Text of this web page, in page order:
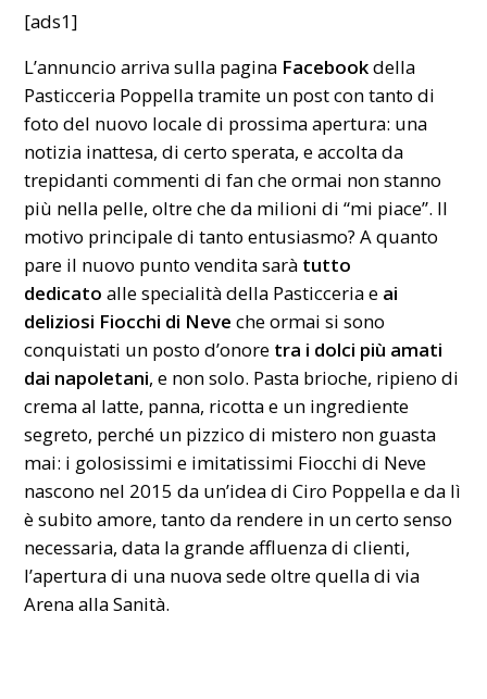
[ads1]
L’annuncio arriva sulla pagina Facebookdella
Pasticceria Poppella tramite un post con tanto di
foto del nuovo locale di prossima apertura: una
notizia inattesa, di certo sperata, e accolta da
trepidanti commenti di fan che ormai non stanno
più nella pelle, oltre che da milioni di “mi piace”. Il
motivo principale di tanto entusiasmo? A quanto
pare il nuovo punto vendita sarà tutto
dedicato alle specialità della Pasticceria e ai
deliziosi Fiocchi di Neve che ormai si sono
conquistati un posto d’onore tra i dolci più amati
dai napoletani, e non solo. Pasta brioche, ripieno di
crema al latte, panna, ricotta e un ingrediente
segreto, perché un pizzico di mistero non guasta
mai: i golosissimi e imitatissimi Fiocchi di Neve
nascono nel 2015 da un’idea di Ciro Poppella e da lì
è subito amore, tanto da rendere in un certo senso
necessaria, data la grande affluenza di clienti,
l’apertura di una nuova sede oltre quella di via
Arena alla Sanità.